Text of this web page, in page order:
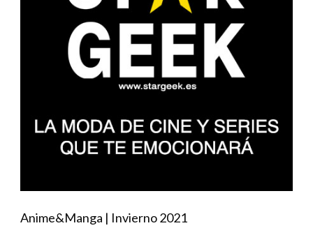
Anime&Manga | Invierno 2021